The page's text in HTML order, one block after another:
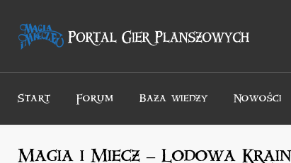
Start Forum Baza wiedzy Nowości
Magia i Miecz – Lodowa